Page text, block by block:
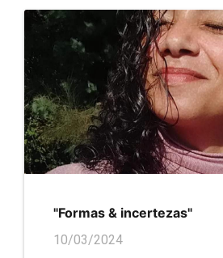
"Formas & incertezas"
10/03/2024